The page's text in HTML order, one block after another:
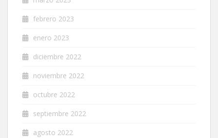
febrero 2023
enero 2023
diciembre 2022
noviembre 2022
octubre 2022
septiembre 2022
agosto 2022